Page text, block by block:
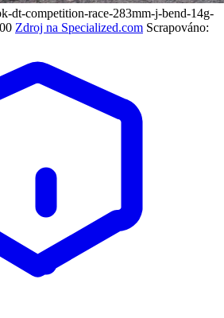
dt-competition-race-283mm-j-bend-14g-
Zdroj na Specialized.com Scrapováno: